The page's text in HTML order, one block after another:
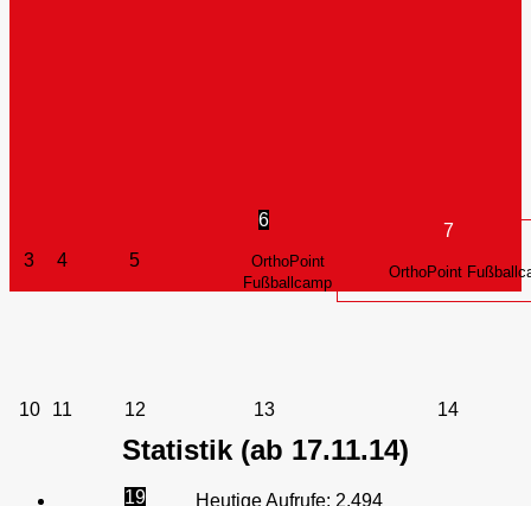
3 4 5
6
OrthoPoint
Fußballcamp
7
OrthoPoint
10 11 12 13 14
19
Statistik (ab 17.11.14)
Heutige Aufrufe: 2.494